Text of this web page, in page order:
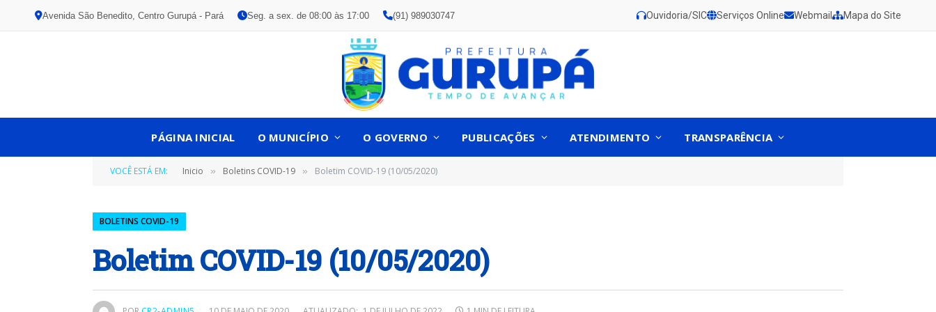
Avenida São Benedito, Centro Gurupá - Pará Seg. a sex. de 08:00 às 17:00 (91) 989030747 Ouvidoria/SIC Serviços Online Webmail Mapa do Site
PÁGINA INICIAL O MUNICÍPIO O GOVERNO PUBLICAÇÕES ATENDIMENTO TRANSPARÊNCIA
VOCÊ ESTÁ EM: Inicio » Boletins COVID-19 » Boletim COVID-19 (10/05/2020)
BOLETINS COVID-19
Boletim COVID-19 (10/05/2020)